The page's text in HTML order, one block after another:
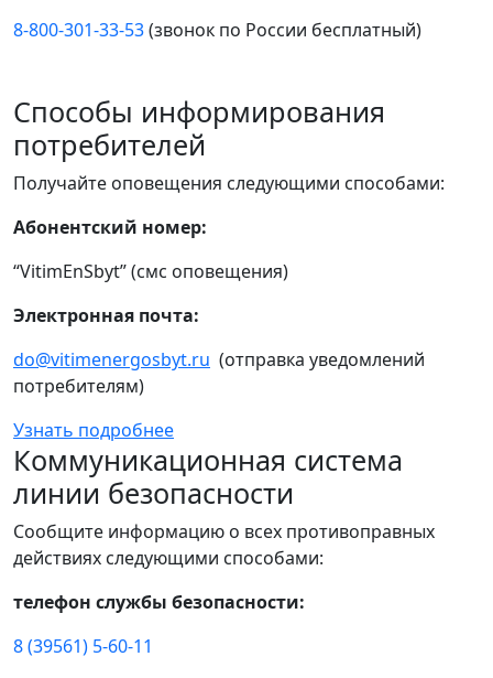
8-800-301-33-53(звонок по России бесплатный)
Способы информирования
потребителей
Получайте оповещения следующими способами:
Абонентский номер:
“VitimEnSbyt” (смс оповещения)
Электронная почта:
do@vitimenergosbyt.ru (отправка уведомлений
потребителям)
Узнать подробнее
Коммуникационная система
линии безопасности
Сообщите информацию о всех противоправных
действиях следующими способами:
телефон службы безопасности:
8 (39561) 5-60-11